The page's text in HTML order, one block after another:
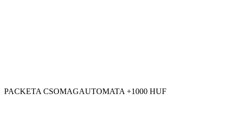
PACKETA CSOMAGAUTOMATA +1000 HUF